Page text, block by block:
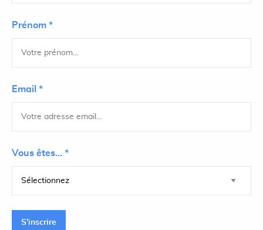
Prénom *
Email *
Vous êtes... *
S'inscrire